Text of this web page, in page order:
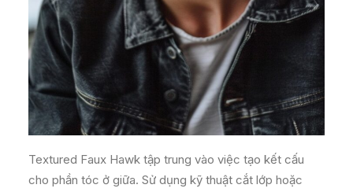
Textured Faux Hawk tập trung vào việc tạo kết cấu
cho phần tóc ở giữa. Sử dụng kỹ thuật cắt lớp hoặc